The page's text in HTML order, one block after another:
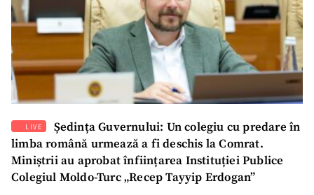
LIVE
Ședința Guvernului: Un colegiu cu predare în
limba română urmează a fi deschis la Comrat.
Miniștrii au aprobat înființarea Instituției Publice
Colegiul Moldo-Turc „Recep Tayyip Erdogan”